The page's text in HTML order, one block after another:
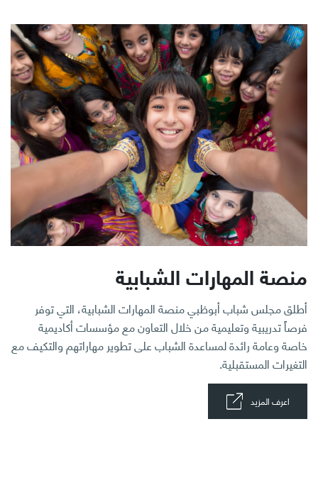
منصة المهارات الشبابية
أطلق مجلس شباب أبوظبي منصة المهارات الشبابية، التي توفر
فرصاً تدريبية وتعليمية من خلال التعاون مع مؤسسات أكاديمية
خاصة وعامة رائدة لمساعدة الشباب على تطوير مهاراتهم والتكيف مع
التغيرات المستقبلية.
اعرف المزيد